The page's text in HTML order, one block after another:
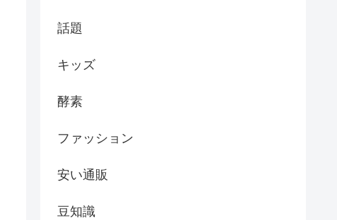
話題
キッズ
酵素
ファッション
安い通販
豆知識